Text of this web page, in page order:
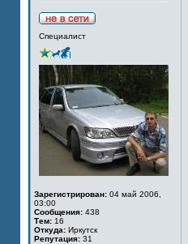
Специалист
Зарегистрирован: 04 май 2006,
03:00
Сообщения: 438
Тем: 16
Откуда: Иркутск
Репутация: 31